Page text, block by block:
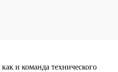
и команда технического